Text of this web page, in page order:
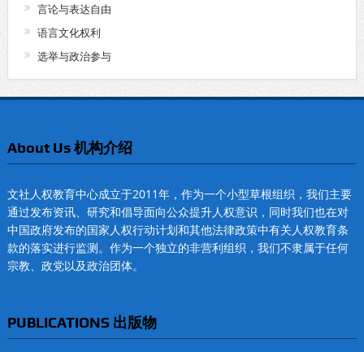
言论与表达自由
语言文化权利
选举与政治参与
About Us 机构介绍
文社人权教育中心成立于2011年，作为一个小型草根组织，我们主要
通过发布资讯、研究和倡导面向公众提升人权意识，同时我们也在对
中国政府发布的国家人权行动计划和其他法律政策中有关人权教育条
款的落实进行监测。作为一个独立的非营利组织，我们不隶属于任何
宗教、政党以及政治团体。
PUBLICATIONS 出版物